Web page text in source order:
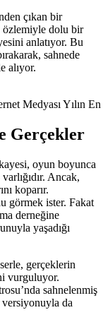
çıkan bir
özlemiyle dolu bir
anlatıyor. Bu
sahnede
alıyor.
Medyası Yılın
Gerçekler
oyun boyunca
Ancak,
koparır.
görmek ister. Fakat
derneğine
yaşadığı
gerçeklerin
vurguluyor.
sahnelenmiş
da